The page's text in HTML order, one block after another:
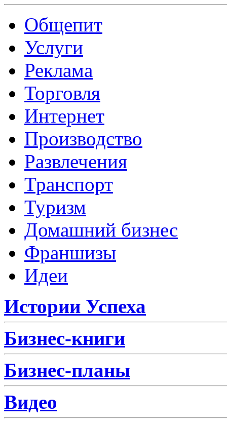
Общепит
Услуги
Реклама
Торговля
Интернет
Производство
Развлечения
Транспорт
Туризм
Домашний бизнес
Франшизы
Идеи
Истории Успеха
Бизнес-книги
Бизнес-планы
Видео